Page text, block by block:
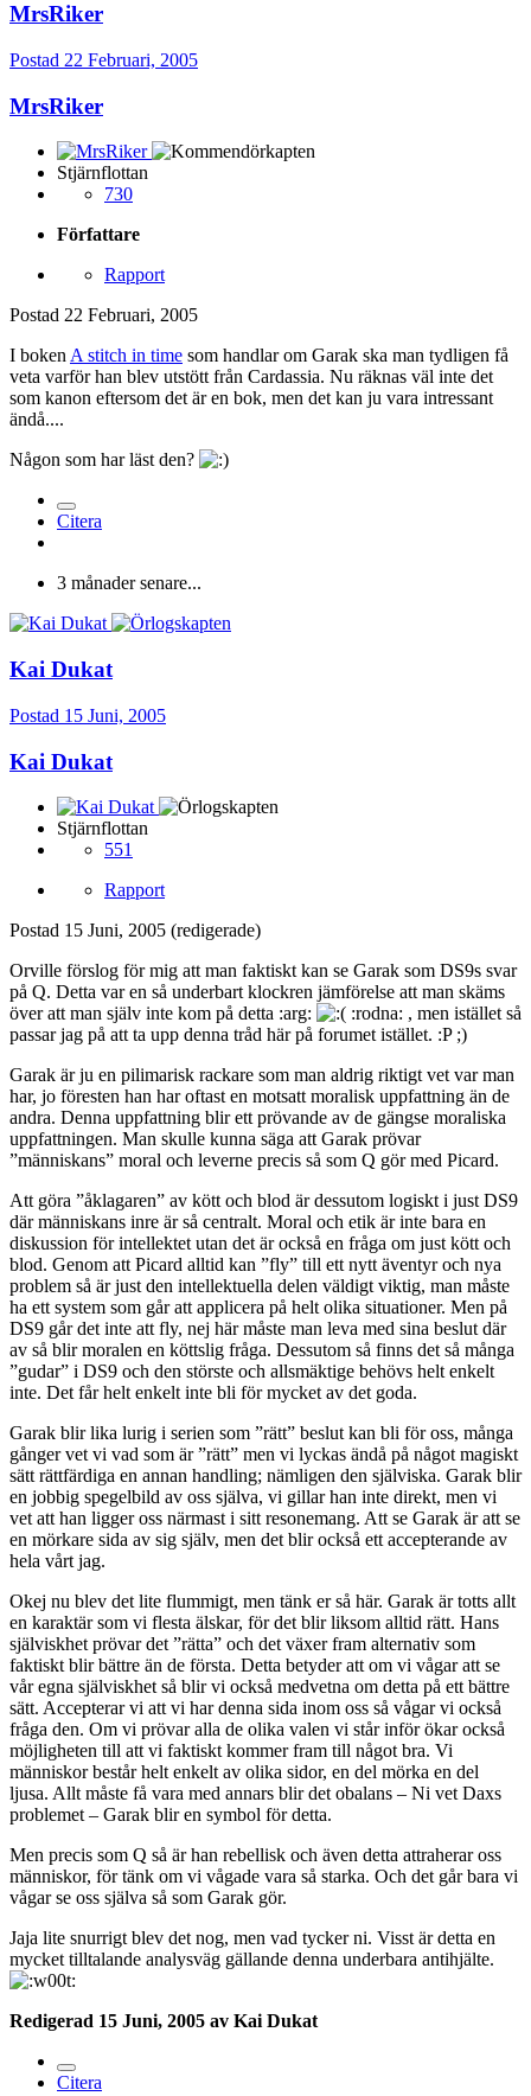
MrsRiker
Postad 22 Februari, 2005
MrsRiker
Stjärnflottan
730
Författare
Rapport
Postad 22 Februari, 2005
I boken A stitch in time som handlar om Garak ska man tydligen få
veta varför han blev utstött från Cardassia. Nu räknas väl inte det
som kanon eftersom det är en bok, men det kan ju vara intressant
ändå....
Någon som har läst den?
Citera
3 månader senare...
Kai Dukat
Postad 15 Juni, 2005
Kai Dukat
Stjärnflottan
551
Rapport
Postad 15 Juni, 2005 (redigerade)
Orville förslog för mig att man faktiskt kan se Garak som DS9s svar
på Q. Detta var en så underbart klockren jämförelse att man skäms
över att man själv inte kom på detta :arg:
:rodna: , men istället så
passar jag på att ta upp denna tråd här på forumet istället. :P ;)
Garak är ju en pilimarisk rackare som man aldrig riktigt vet var man
har, jo föresten han har oftast en motsatt moralisk uppfattning än de
andra. Denna uppfattning blir ett prövande av de gängse moraliska
uppfattningen. Man skulle kunna säga att Garak prövar
”människans” moral och leverne precis så som Q gör med Picard.
Att göra ”åklagaren” av kött och blod är dessutom logiskt i just DS9
där människans inre är så centralt. Moral och etik är inte bara en
diskussion för intellektet utan det är också en fråga om just kött och
blod. Genom att Picard alltid kan ”fly” till ett nytt äventyr och nya
problem så är just den intellektuella delen väldigt viktig, man måste
ha ett system som går att applicera på helt olika situationer. Men på
DS9 går det inte att fly, nej här måste man leva med sina beslut där
av så blir moralen en köttslig fråga. Dessutom så finns det så många
”gudar” i DS9 och den störste och allsmäktige behövs helt enkelt
inte. Det får helt enkelt inte bli för mycket av det goda.
Garak blir lika lurig i serien som ”rätt” beslut kan bli för oss, många
gånger vet vi vad som är ”rätt” men vi lyckas ändå på något magiskt
sätt rättfärdiga en annan handling; nämligen den själviska. Garak blir
en jobbig spegelbild av oss själva, vi gillar han inte direkt, men vi
vet att han ligger oss närmast i sitt resonemang. Att se Garak är att se
en mörkare sida av sig själv, men det blir också ett accepterande av
hela vårt jag.
Okej nu blev det lite flummigt, men tänk er så här. Garak är totts allt
en karaktär som vi flesta älskar, för det blir liksom alltid rätt. Hans
själviskhet prövar det ”rätta” och det växer fram alternativ som
faktiskt blir bättre än de första. Detta betyder att om vi vågar att se
vår egna själviskhet så blir vi också medvetna om detta på ett bättre
sätt. Accepterar vi att vi har denna sida inom oss så vågar vi också
fråga den. Om vi prövar alla de olika valen vi står inför ökar också
möjligheten till att vi faktiskt kommer fram till något bra. Vi
människor består helt enkelt av olika sidor, en del mörka en del
ljusa. Allt måste få vara med annars blir det obalans – Ni vet Daxs
problemet – Garak blir en symbol för detta.
Men precis som Q så är han rebellisk och även detta attraherar oss
människor, för tänk om vi vågade vara så starka. Och det går bara vi
vågar se oss själva så som Garak gör.
Jaja lite snurrigt blev det nog, men vad tycker ni. Visst är detta en
mycket tilltalande analysväg gällande denna underbara antihjälte.
Redigerad 15 Juni, 2005 av Kai Dukat
Citera